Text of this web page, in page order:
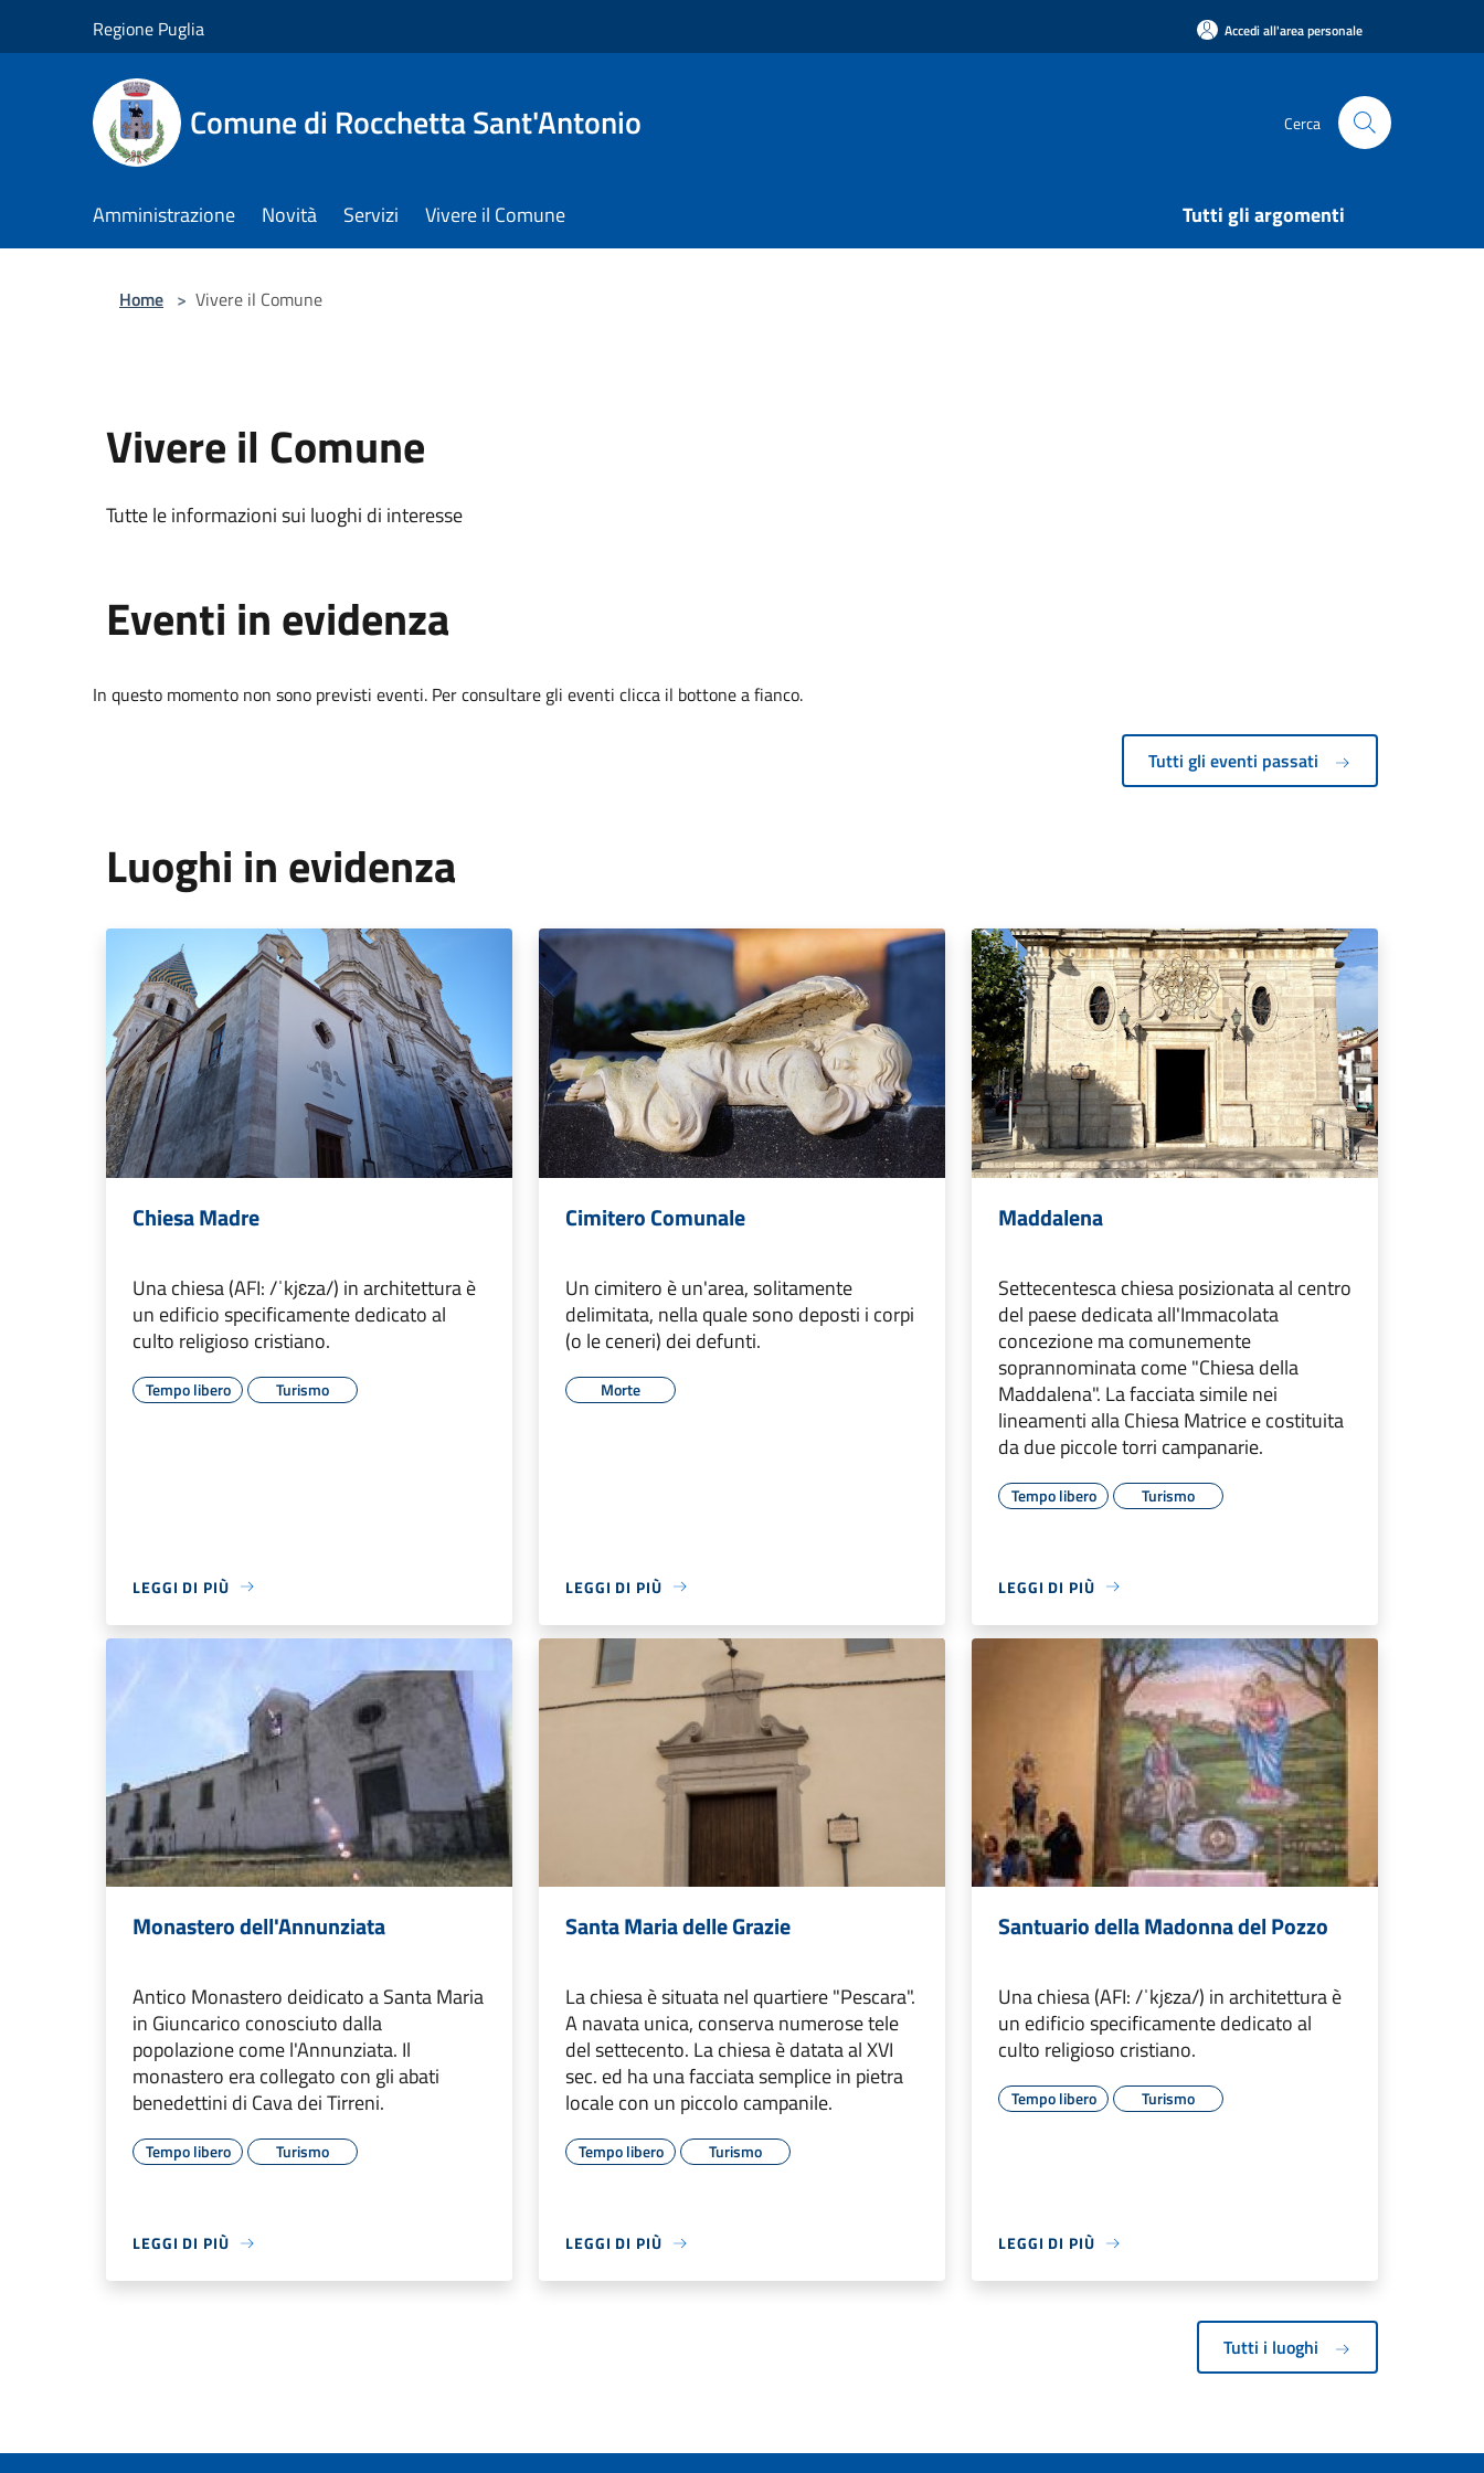
Regione Puglia Accedi all'area personale
Comune di Rocchetta Sant'Antonio Cerca
Amministrazione Novità Servizi Vivere il Comune Tutti gli argomenti
Home > Vivere il Comune
Vivere il Comune
Tutte le informazioni sui luoghi di interesse
Eventi in evidenza
In questo momento non sono previsti eventi. Per consultare gli eventi clicca il bottone a fianco.
Tutti gli eventi passati
Luoghi in evidenza
Chiesa Madre
Una chiesa (AFI: /ˈkjɛza/) in architettura è
un edificio specificamente dedicato al
culto religioso cristiano.
Tempo libero Turismo
LEGGI DI PIÙ
Cimitero Comunale
Un cimitero è un'area, solitamente
delimitata, nella quale sono deposti i corpi
(o le ceneri) dei defunti.
Morte
LEGGI DI PIÙ
Maddalena
Settecentesca chiesa posizionata al centro
del paese dedicata all'Immacolata
concezione ma comunemente
soprannominata come "Chiesa della
Maddalena". La facciata simile nei
lineamenti alla Chiesa Matrice e costituita
da due piccole torri campanarie.
Tempo libero Turismo
LEGGI DI PIÙ
Monastero dell'Annunziata
Antico Monastero deidicato a Santa Maria
in Giuncarico conosciuto dalla
popolazione come l'Annunziata. Il
monastero era collegato con gli abati
benedettini di Cava dei Tirreni.
Tempo libero Turismo
LEGGI DI PIÙ
Santa Maria delle Grazie
La chiesa è situata nel quartiere "Pescara".
A navata unica, conserva numerose tele
del settecento. La chiesa è datata al XVI
sec. ed ha una facciata semplice in pietra
locale con un piccolo campanile.
Tempo libero Turismo
LEGGI DI PIÙ
Santuario della Madonna del Pozzo
Una chiesa (AFI: /ˈkjɛza/) in architettura è
un edificio specificamente dedicato al
culto religioso cristiano.
Tempo libero Turismo
LEGGI DI PIÙ
Tutti i luoghi